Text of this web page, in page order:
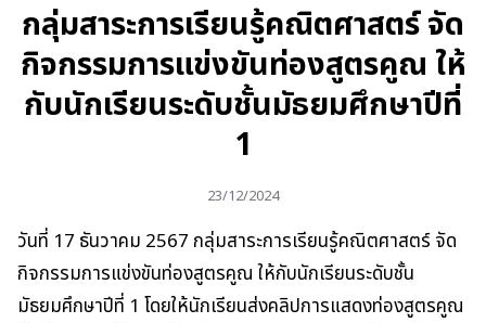
กลุ่มสาระการเรียนรู้คณิตศาสตร์ จัด
กิจกรรมการแข่งขันท่องสูตรคูณ ให้
กับนักเรียนระดับชั้นมัธยมศึกษาปีที่
1
23/12/2024
วันที่ 17 ธันวาคม 2567 กลุ่มสาระการเรียนรู้คณิตศาสตร์ จัด
กิจกรรมการแข่งขันท่องสูตรคูณ ให้กับนักเรียนระดับชั้น
มัธยมศึกษาปีที่ 1 โดยให้นักเรียนส่งคลิปการแสดงท่องสูตรคูณ